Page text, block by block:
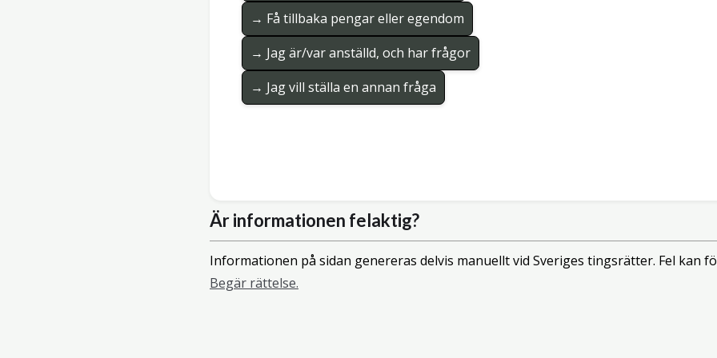
→ Få tillbaka pengar eller egendom
→ Jag är/var anställd, och har frågor
→ Jag vill ställa en annan fråga
Är informationen felaktig?
Informationen på sidan genereras delvis manuellt vid Sveriges tingsrätter. Fel kan
Begär rättelse.